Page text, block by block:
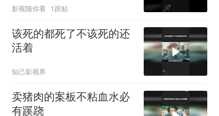
影视随你看 1跟贴
该死的都死了不该死的还
活着
知己影视界
卖猪肉的案板不粘血水必
有蹊跷